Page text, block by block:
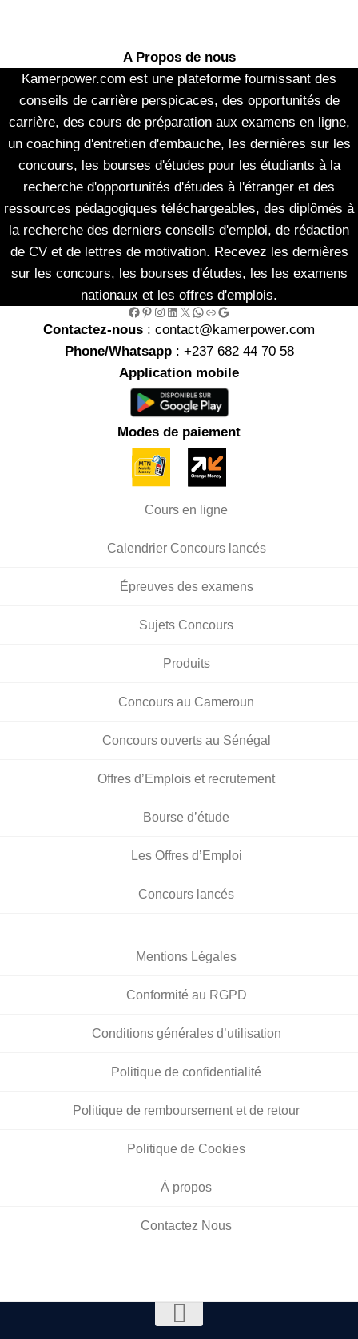
A Propos de nous
Kamerpower.com est une plateforme fournissant des
conseils de carrière perspicaces, des opportunités de
carrière, des cours de préparation aux examens en ligne,
un coaching d'entretien d'embauche, les dernières sur les
concours, les bourses d'études pour les étudiants à la
recherche d'opportunités d'études à l'étranger et des
ressources pédagogiques téléchargeables, des diplômés à
la recherche des derniers conseils d'emploi, de rédaction
de CV et de lettres de motivation. Recevez les dernières
sur les concours, les bourses d'études, les les examens
nationaux et les offres d'emplois.
Facebook Pinterest InstagramLinkedIn X WhatsApp Link Google
Contactez-nous : contact@kamerpower.com
Phone/Whatsapp: +237 682 44 70 58
Application mobile
Modes de paiement
Cours en ligne
Calendrier Concours lancés
Épreuves des examens
Sujets Concours
Produits
Concours au Cameroun
Concours ouverts au Sénégal
Offres d’Emplois et recrutement
Bourse d’étude
Les Offres d’Emploi
Concours lancés
Mentions Légales
Conformité au RGPD
Conditions générales d’utilisation
Politique de confidentialité
Politique de remboursement et de retour
Politique de Cookies
À propos
Contactez Nous